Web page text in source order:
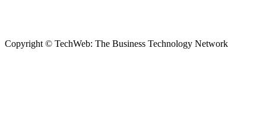
Copyright © TechWeb: The Business Technology Network